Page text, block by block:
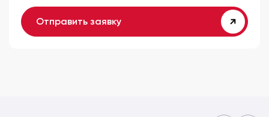
Отправить заявку